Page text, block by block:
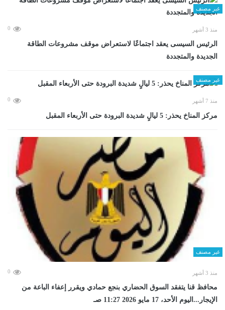
غير مصنف
منذ 3 أشهر 0
الرئيس السيسى يعقد اجتماعًا لاستعراض موقف مشروعات الطاقة
الجديدة والمتجددة
غير مصنف
منذ 7 أشهر 0
مركز المناخ يحذر: 5 ليالٍ شديدة البرودة حتى الأربعاء المقبل
غير مصنف
منذ 3 أشهر 0
محافظ قنا يتفقد السوق الحضاري بنجع حمادي ويقرر إعفاء الباعة من
الإيجار...اليوم الأحد، 17 مايو 2026 11:27 صـ